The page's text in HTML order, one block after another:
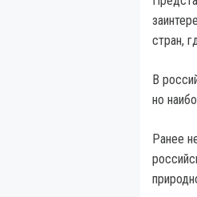
стран,
В
но
Ранее